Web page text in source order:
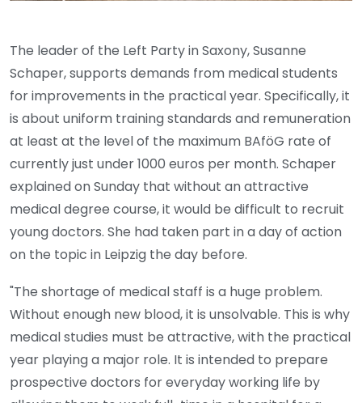
The leader of the Left Party in Saxony, Susanne
Schaper, supports demands from medical students
for improvements in the practical year. Specifically, it
is about uniform training standards and remuneration
at least at the level of the maximum BAföG rate of
currently just under 1000 euros per month. Schaper
explained on Sunday that without an attractive
medical degree course, it would be difficult to recruit
young doctors. She had taken part in a day of action
on the topic in Leipzig the day before.
"The shortage of medical staff is a huge problem.
Without enough new blood, it is unsolvable. This is why
medical studies must be attractive, with the practical
year playing a major role. It is intended to prepare
prospective doctors for everyday working life by